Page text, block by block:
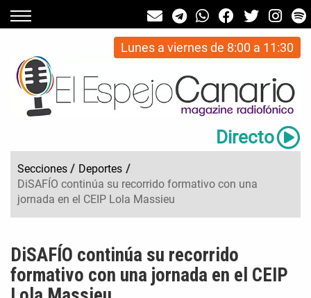
Lunes a viernes de 8:00 a 11:30
Directo
Secciones / Deportes /
DiSAFÍO continúa su recorrido formativo con una
jornada en el CEIP Lola Massieu
DiSAFÍO continúa su recorrido
formativo con una jornada en el CEIP